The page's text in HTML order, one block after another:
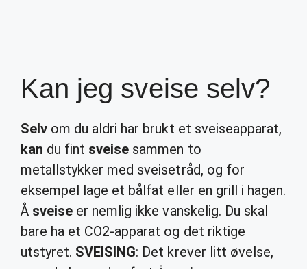
Kan jeg sveise selv?
Selv om du aldri har brukt et sveiseapparat,
kan du fint sveise sammen to
metallstykker med sveisetråd, og for
eksempel lage et bålfat eller en grill i hagen.
Å sveise er nemlig ikke vanskelig. Du skal
bare ha et CO2-apparat og det riktige
utstyret. SVEISING: Det krever litt øvelse,